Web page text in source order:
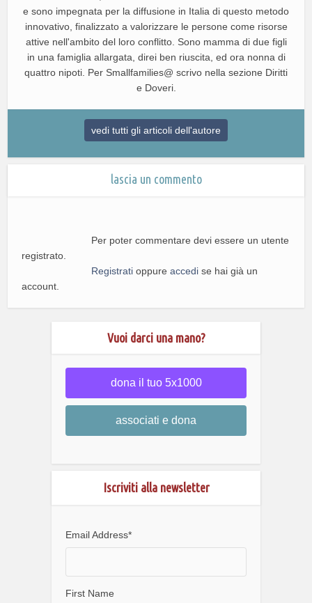
e sono impegnata per la diffusione in Italia di questo metodo
innovativo, finalizzato a valorizzare le persone come risorse
attive nell'ambito del loro conflitto. Sono mamma di due figli
in una famiglia allargata, direi ben riuscita, ed ora nonna di
quattro nipoti. Per Smallfamilies@ scrivo nella sezione Diritti
e Doveri.
vedi tutti gli articoli dell'autore
lascia un commento
Per poter commentare devi essere un utente
registrato.
Registrati oppureaccedi se hai già un
account.
Vuoi darci una mano?
dona il tuo 5x1000
associati e dona
Iscriviti alla newsletter
Email Address*
First Name